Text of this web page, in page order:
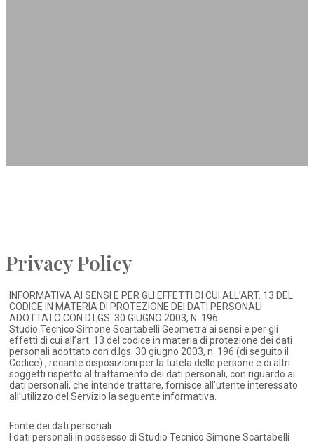
Privacy Policy
INFORMATIVA AI SENSI E PER GLI EFFETTI DI CUI ALL’ART. 13 DEL
CODICE IN MATERIA DI PROTEZIONE DEI DATI PERSONALI
ADOTTATO CON D.LGS. 30 GIUGNO 2003, N. 196
Studio Tecnico Simone Scartabelli Geometra ai sensi e per gli
effetti di cui all’art. 13 del codice in materia di protezione dei dati
personali adottato con d.lgs. 30 giugno 2003, n. 196 (di seguito il
Codice) , recante disposizioni per la tutela delle persone e di altri
soggetti rispetto al trattamento dei dati personali, con riguardo ai
dati personali, che intende trattare, fornisce all’utente interessato
all’utilizzo del Servizio la seguente informativa.
Fonte dei dati personali
I dati personali in possesso di Studio Tecnico Simone Scartabelli